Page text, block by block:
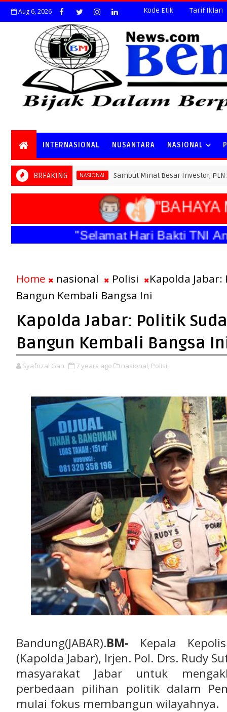
Aug 6, 2026 Kode Etik Tarif Iklan
INTERNASIONAL NUSANTARA NASIONAL
BREAKING
NASIONAL Sambut Minat Besar Investor, PLN Siapkan
"BAHAYA
"Selamat Hari Bakti TNI
Home nasional Polisi
Kapolda
Bangun Kembali Bangsa Ini
Kapolda Jabar: Politik
Bangun Kembali Bangsa
Syafrizal Gan 7 years ago nasional, Polisi,
Bandung(JABAR).BM- Kepala
(Kapolda Jabar), Irjen. Pol. Drs. Rudy
masyarakat Jabar untuk
perbedaan pilihan politik dalam
mulai fokus membangun wilayahnya.